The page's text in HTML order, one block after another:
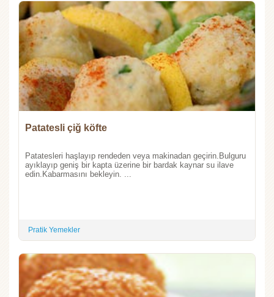
Patatesli çiğ köfte
Patatesleri haşlayıp rendeden veya makinadan geçirin.Bulguru
ayıklayıp geniş bir kapta üzerine bir bardak kaynar su ilave
edin.Kabarmasını bekleyin. ...
Pratik Yemekler